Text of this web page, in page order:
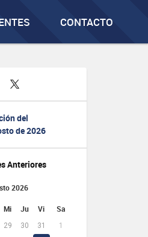
CONTACTO
del
de 2026
Anteriores
2026
Mi Ju Vi Sa
29 30 31
1